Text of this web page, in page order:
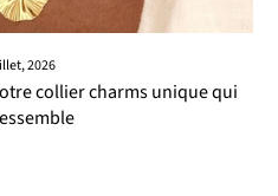
2026
collier charms unique qui